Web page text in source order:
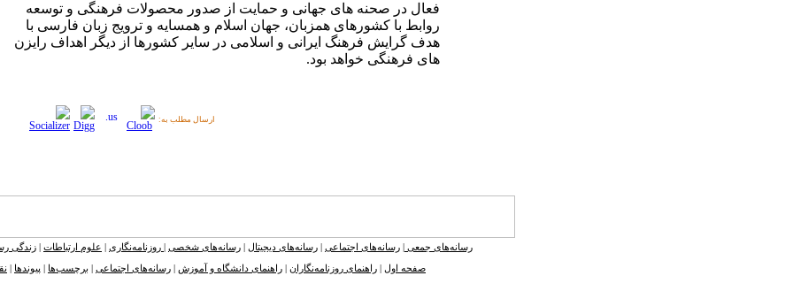
فعال در صحنه های جهانی و حمایت از صدور محصولات فرهنگی و توسعه
روابط با کشورهای همزبان، جهان اسلام و همسایه و ترویج زبان فارسی با
هدف گرایش فرهنگ ایرانی و اسلامی در سایر کشورها از دیگر اهداف رایزن
های فرهنگی خواهد بود.
ارسال مطلب به:
رسانه‌های جمعی رسانه‌های اجتماعی رسانه‌های دیجیتال رسانه‌های شخصی روزنامه‌نگاری علوم ارتباطات زندگی
صفحه اول راهنمای روزنامه‌نگاران راهنمای دانشگاه و آموزش رسانه‌های اجتماعی برچسب‌ها پیوندها